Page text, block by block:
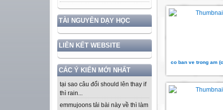
TÀI NGUYÊN DẠY HỌC
LIÊN KẾT WEBSITE
CÁC Ý KIẾN MỚI NHẤT
tại sao câu đổi should lên thay if
thì rain...
emmujoons tải bài này về thì làm
co ban ve trong am